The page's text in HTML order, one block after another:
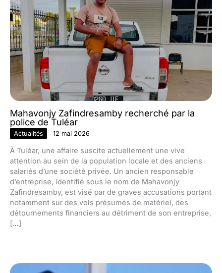
Mahavonjy Zafindresamby recherché par la
police de Tuléar
Actualités 12 mai 2026
À Tuléar, une affaire suscite actuellement une vive
attention au sein de la population locale et des anciens
salariés d’une société privée. Un ancien responsable
d’entreprise, identifié sous le nom de Mahavonjy
Zafindresamby, est visé par de graves accusations portant
notamment sur des vols présumés de matériel, des
détournements financiers au détriment de son entreprise,
[…]